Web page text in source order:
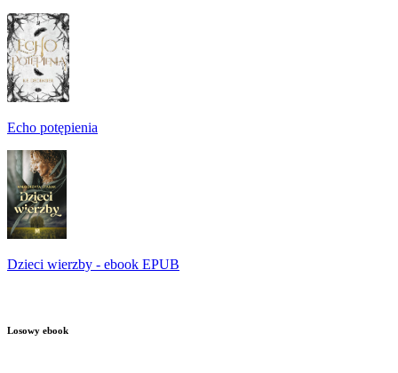
Echo potępienia
Dzieci wierzby - ebook EPUB
Losowy ebook